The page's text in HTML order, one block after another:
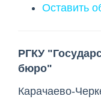
Оставить
РГКУ
бюро"
Карачаево-